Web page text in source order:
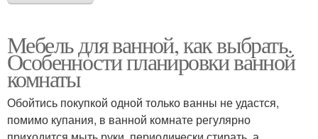
Мебель для ванной, как выбрать.
Особенности планировки ванной
комнаты
Обойтись покупкой одной только ванны не удастся,
помимо купания, в ванной комнате регулярно